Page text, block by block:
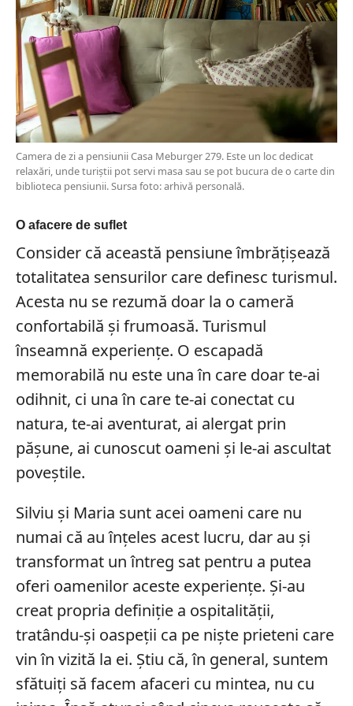
Camera de zi a pensiunii Casa Meburger 279. Este un loc dedicat
relaxări, unde turiștii pot servi masa sau se pot bucura de o carte din
biblioteca pensiunii. Sursa foto: arhivă personală.
O afacere de suflet
Consider că această pensiune îmbrățișează
totalitatea sensurilor care definesc turismul.
Acesta nu se rezumă doar la o cameră
confortabilă și frumoasă. Turismul
înseamnă experiențe. O escapadă
memorabilă nu este una în care doar te-ai
odihnit, ci una în care te-ai conectat cu
natura, te-ai aventurat, ai alergat prin
pășune, ai cunoscut oameni și le-ai ascultat
poveștile.
Silviu și Maria sunt acei oameni care nu
numai că au înțeles acest lucru, dar au și
transformat un întreg sat pentru a putea
oferi oamenilor aceste experiențe. Și-au
creat propria definiție a ospitalității,
tratându-și oaspeții ca pe niște prieteni care
vin în vizită la ei. Știu că, în general, suntem
sfătuiți să facem afaceri cu mintea, nu cu